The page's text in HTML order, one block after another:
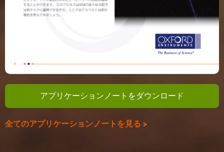
アプリケーションノートをダウンロード
全てのアプリケーションノートを見る >